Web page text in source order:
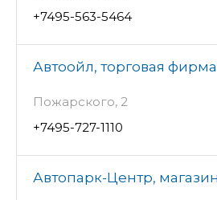
+7495-563-5464
Автоойл, торговая фирма
Пожарского, 2
+7495-727-1110
Автопарк-Центр,